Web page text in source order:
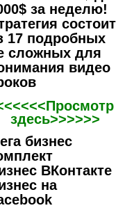
за неделю!
состоит
17 подробных
сложных для
видео
здесь>>>>>>
бизнес
ВКонтакте
на